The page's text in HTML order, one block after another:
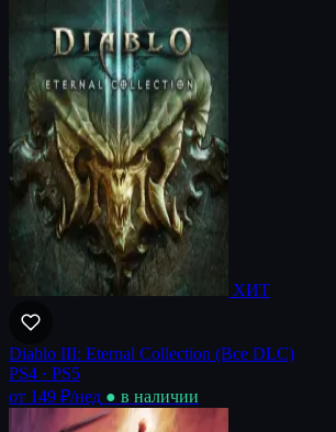
ХИТ
Diablo III: Eternal Collection (Все DLC)
PS4 · PS5
от 149 ₽/нед ● в наличии